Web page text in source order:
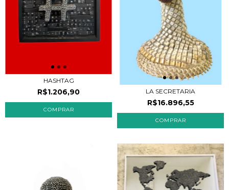
HASHTAG
R$1.206,90 LA SECRETARIA
R$16.896,55